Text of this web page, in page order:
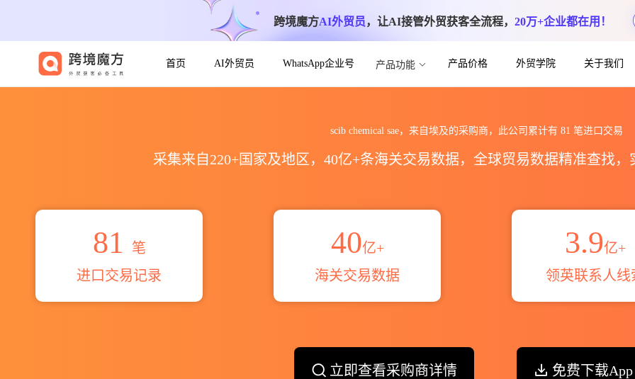
跨境魔方AI外贸员，让AI接管外贸获客全流程， 20万+企业都在用！
首页 AI外贸员 WhatsApp企业号 产品功能 产品价格 外贸学院 关于我们
scib chemical sae，来自埃及的采购商，此公司累计有 81 笔进口交易
采集来自220+国家及地区，40亿+条海关交易数据，全球贸易数据精准查找
81
笔
进口交易记录
40亿+
海关交易数据
3.9亿+
领英联系人线
立即查看采购商详情 免费下载App